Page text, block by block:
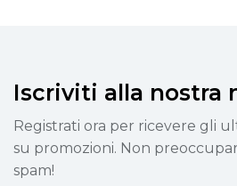
Iscriviti alla nostra
Registrati ora per ricevere gli
su promozioni. Non
spam!